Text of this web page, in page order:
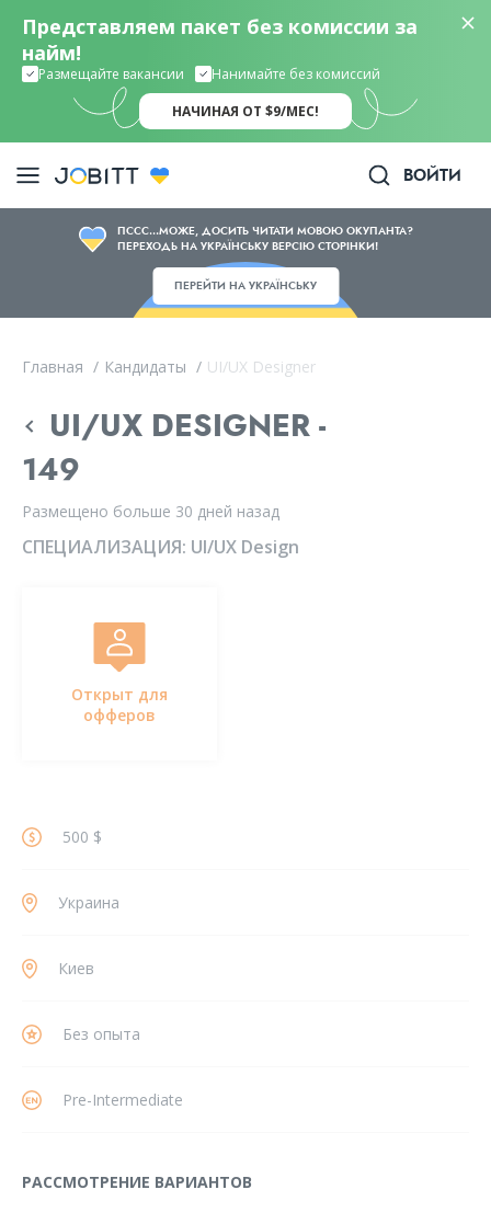
Представляем пакет без комиссии за
найм!
Размещайте вакансии Нанимайте без комиссий
НАЧИНАЯ ОТ $9/МЕС!
ВОЙТИ
ПССС...МОЖЕ, ДОСИТЬ ЧИТАТИ МОВОЮ ОКУПАНТА?
ПЕРЕХОДЬ НА УКРАЇНСЬКУ ВЕРСІЮ СТОРІНКИ!
ПЕРЕЙТИ НА УКРАЇНСЬКУ
Главная / Кандидаты / UI/UX Designer
UI/UX DESIGNER -
149
Размещено больше 30 дней назад
СПЕЦИАЛИЗАЦИЯ: UI/UX Design
Открыт для
офферов
500 $
Украина
Киев
Без опыта
Pre-Intermediate
РАССМОТРЕНИЕ ВАРИАНТОВ